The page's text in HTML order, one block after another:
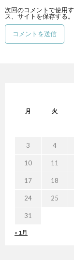
次回のコメントで使用
ス、サイトを保存する。
月 火
« 1月
3 4
10 11
17 18
24 25
31